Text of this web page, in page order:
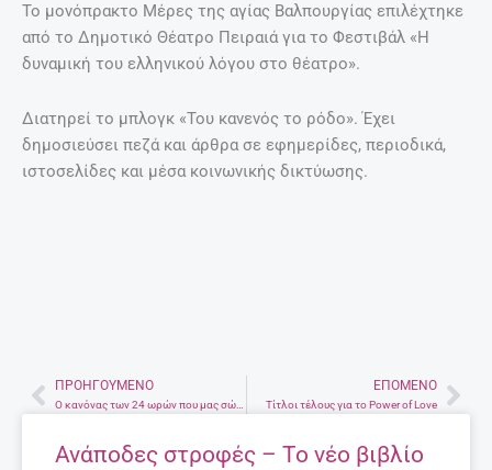
To μονόπρακτο Μέρες της αγίας Βαλπουργίας επιλέχτηκε
από το Δημοτικό Θέατρο Πειραιά για το Φεστιβάλ «Η
δυναμική του ελληνικού λόγου στο θέατρο».
Διατηρεί το μπλογκ «Του κανενός το ρόδο». Έχει
δημοσιεύσει πεζά και άρθρα σε εφημερίδες, περιοδικά,
ιστοσελίδες και μέσα κοινωνικής δικτύωσης.
PrevΠΡΟΗΓΟΎΜΕΝΟ ΕΠΌΜΕΝΟ
Τίτλοι τέλους για το Power of Love
Ανάποδες στροφές – Το νέο βιβλίο